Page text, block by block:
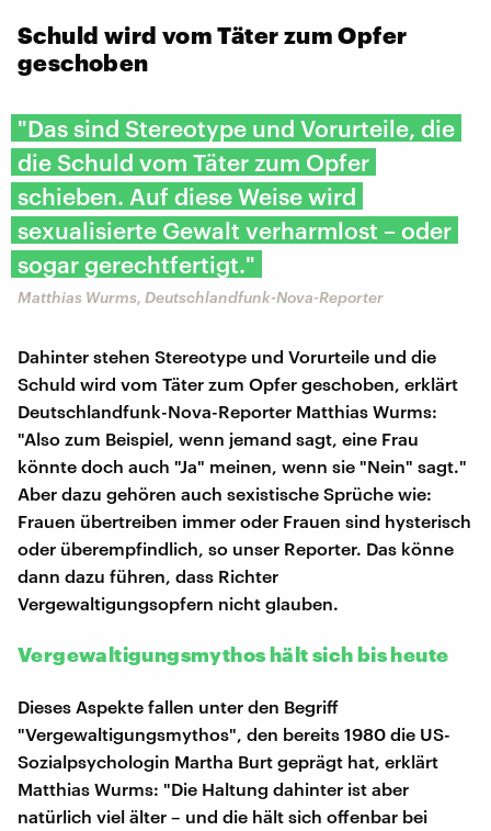
Schuld wird vom Täter zum Opfer
geschoben
"Das sind Stereotype und Vorurteile, die
die Schuld vom Täter zum Opfer
schieben. Auf diese Weise wird
sexualisierte Gewalt verharmlost – oder
sogar gerechtfertigt."
Matthias Wurms, Deutschlandfunk-Nova-Reporter
Dahinter stehen Stereotype und Vorurteile und die
Schuld wird vom Täter zum Opfer geschoben, erklärt
Deutschlandfunk-Nova-Reporter Matthias Wurms:
"Also zum Beispiel, wenn jemand sagt, eine Frau
könnte doch auch "Ja" meinen, wenn sie "Nein" sagt."
Aber dazu gehören auch sexistische Sprüche wie:
Frauen übertreiben immer oder Frauen sind hysterisch
oder überempfindlich, so unser Reporter. Das könne
dann dazu führen, dass Richter
Vergewaltigungsopfern nicht glauben.
Vergewaltigungsmythos hält sich bis heute
Dieses Aspekte fallen unter den Begriff
"Vergewaltigungsmythos", den bereits 1980 die US-
Sozialpsychologin Martha Burt geprägt hat, erklärt
Matthias Wurms: "Die Haltung dahinter ist aber
natürlich viel älter – und die hält sich offenbar bei